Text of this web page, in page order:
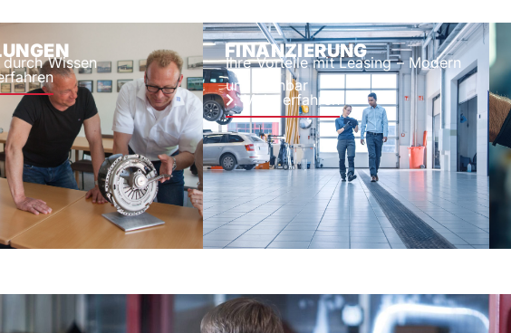
Wissen
FINANZIERUNG
Ihre Vorteile mit Leasing – Modern
und planbar
Mehr erfahren